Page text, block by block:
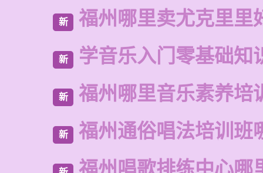
新 福州哪里卖尤克里里
新 学音乐入门零基础知
新 福州哪里音乐素养培
新 福州通俗唱法培训班
福州唱歌排练中心哪